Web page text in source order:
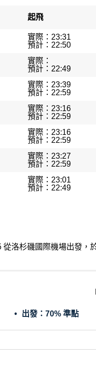
起飛
實際：23:31
預計：22:50
實際：
預計：22:49
實際：23:39
預計：22:59
實際：23:16
預計：22:59
實際：23:16
預計：22:59
實際：23:27
預計：22:59
實際：23:01
預計：22:49
洛杉磯國際機場出發
出發： 70% 準點